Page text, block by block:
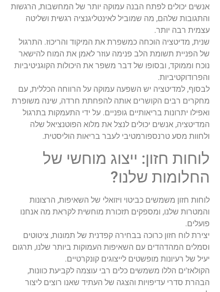
אנשים יכולים לפתח הבנה עמוקה יותר של המחשבות, הרגשות
והתגובות שלהם, מה שמוביל לאינטליגנציה רגשית ושליטה
עצמית רבה יותר.
שנית, מדיטציה הוכחה כמשפרת את המיקוד והריכוז. התרגול
של הפניית תשומת הלב פנימה עוזר לאמן את המוח להישאר
נוכח וממוקד, ובסופו של דבר משפר את היכולות הקוגניטיביות
והפרודוקטיביות.
לבסוף, למדיטציה יש השפעה עמוקה על הרווחה הכללית, עם
מחקרים רבים הקושרים אותה להפחתת חרדה, שינה משופרת
ואפילו יתרונות בריאותיים גופניים. על ידי התעמקות בתרגול
המדיטציה, אנשים יכולים לנצל את מלוא הפוטנציאל שלה
ולחוות מסע טרנספורמטיבי לעבר בריאות הוליסטית.
לוחות חזון: ייצוג מוחשי של
החלומות שלנו?
לוחות חזון משמשים כביטוי ויזואלי של השאיפות, הרצונות
והמטרות שלנו, ומספקים תזכורת מוחשית לקראת מה אנחנו
פועלים.
יצירת לוח חזון כרוכה בבחירה קפדנית של תמונות, ציטוטים
וסמלים המהדהדים עם השאיפות העמוקות ביותר שלנו, תרגום
יעיל של רעיונות מופשטים לייצוגים קונקרטיים.
הקולאז'ים הללו משמשים כלים רבי עוצמה לקביעת כוונות,
הבהרת סדרי עדיפויות והצגה של העתיד שאנו רוצים ליצור